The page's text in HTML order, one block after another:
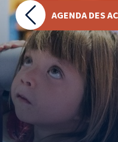
AGENDA DES